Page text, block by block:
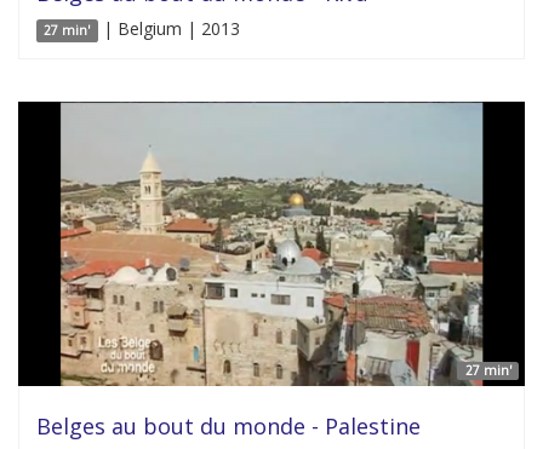
27 min' | Belgium | 2013
27 min'
Belges au bout du monde - Palestine